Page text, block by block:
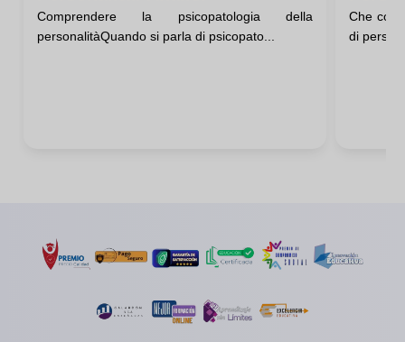
Comprendere la psicopatologia della
personalitàQuando si parla di psicopato...
Che
di